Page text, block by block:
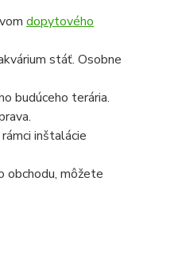
dopytového
stáť. Osobne
budúceho terária.
inštalácie
obchodu, môžete